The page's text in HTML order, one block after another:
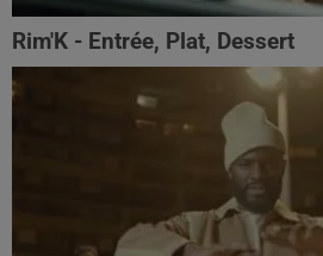
Rim'K - Entrée, Plat, Dessert